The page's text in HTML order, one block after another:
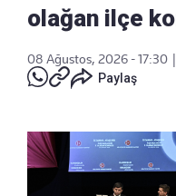
olağan ilçe
08 Ağustos, 2026 - 17:30 |
Paylaş